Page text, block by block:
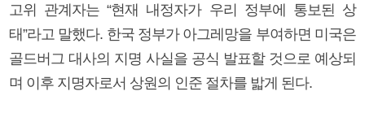
고위 관계자는 “현재 내정자가 우리 정부에 통보된 상
태”라고 말했다. 한국 정부가 아그레망을 부여하면 미국은
골드버그 대사의 지명 사실을 공식 발표할 것으로 예상되
며 이후 지명자로서 상원의 인준 절차를 밟게 된다.